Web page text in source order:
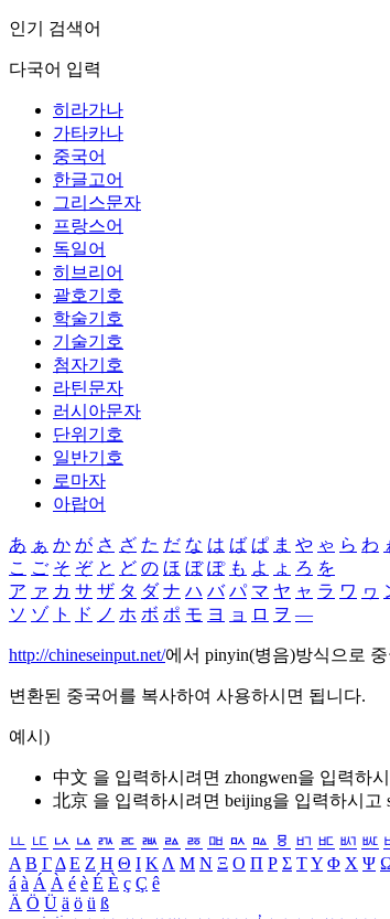
인기 검색어
다국어 입력
히라가나
가타카나
중국어
한글고어
그리스문자
프랑스어
독일어
히브리어
괄호기호
학술기호
기술기호
첨자기호
라틴문자
러시아문자
단위기호
일반기호
로마자
아랍어
あ ぁ か が さ ざ た だ な は ば ぱ ま や ゃ ら わ
こ ご そ ぞ と ど の ほ ぼ ぽ も よ ょ ろ を
ア ァ カ サ ザ タ ダ ナ ハ バ パ マ ヤ ャ ラ ワ ヮ
ソ ゾ ト ド ノ ホ ボ ポ モ ヨ ョ ロ ヲ ―
http://chineseinput.net/에서 pinyin(병음)방식으로
변환된 중국어를 복사하여 사용하시면 됩니다.
예시)
中文 을 입력하시려면 zhongwen을 입력하
北京 을 입력하시려면 beijing을 입력하시고
ㅥ ㅦ ㅧ ㅨ ㅩ ㅪ ㅫ ㅬ ㅭ ㅮ ㅯ ㅰ ㅱ ㅲ ㅳ ㅴ ㅵ
Α Β ΓΔ Ε Ζ Η Θ Ι ΚΛ Μ Ν Ξ Ο Π Ρ Σ ΤΥ Φ Χ Ψ
á à Á À é è É È ç Ç ê
Ä Ö Ü ä ö ü ß